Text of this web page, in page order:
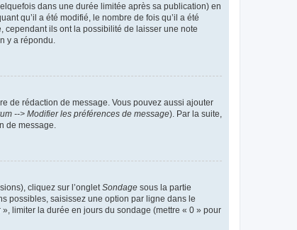
dans une durée limitée après sa publication) en
qu’il a été modifié, le nombre de fois qu’il a été
cependant ils ont la possibilité de laisser une note
y a répondu.
de rédaction de message. Vous pouvez aussi ajouter
--> Modifier les préférences de message). Par la suite,
de message.
cliquez sur l’onglet Sondage sous la partie
possibles, saisissez une option par ligne dans le
limiter la durée en jours du sondage (mettre « 0 » pour